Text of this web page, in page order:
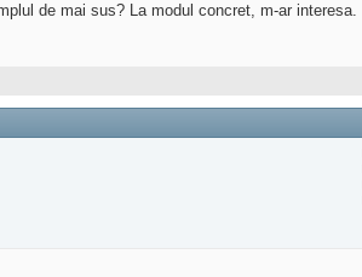
de mai sus? La modul concret, m-ar interesa.